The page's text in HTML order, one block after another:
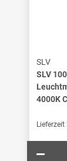
SLV
SLV
4000K
Lieferzeit :